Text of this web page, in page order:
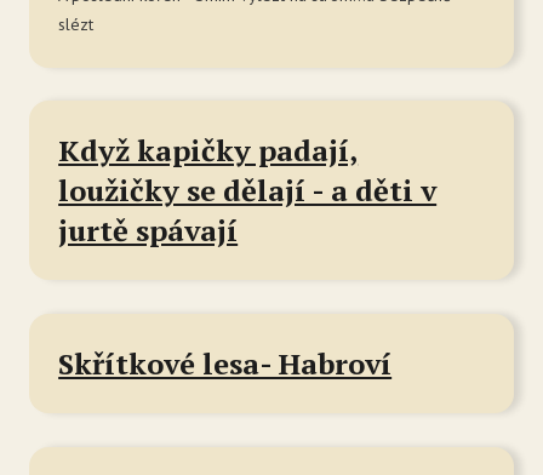
slézt
Když kapičky padají,
loužičky se dělají - a děti v
jurtě spávají
Skřítkové lesa- Habroví